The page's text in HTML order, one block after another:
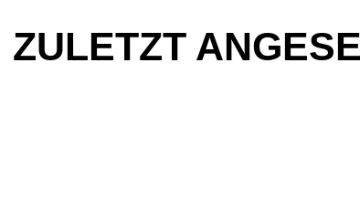
ZULETZT